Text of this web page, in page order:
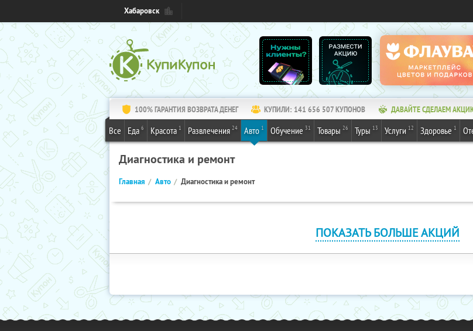
Хабаровск
100% ГАРАНТИЯ ВОЗВРАТА ДЕНЕГ КУПИЛИ: 141 656 507КУПОНОВ ДАВАЙТЕ СДЕЛАЕМ
Все Еда 6 Красота 1 Развлечения 24 Авто 1 Обучение 31 Товары 26 Туры 13 Услуги 12 Здоровье 1
Диагностика и ремонт
Главная Авто Диагностика и ремонт
ПОКАЗАТЬ БОЛЬШЕ АКЦИЙ